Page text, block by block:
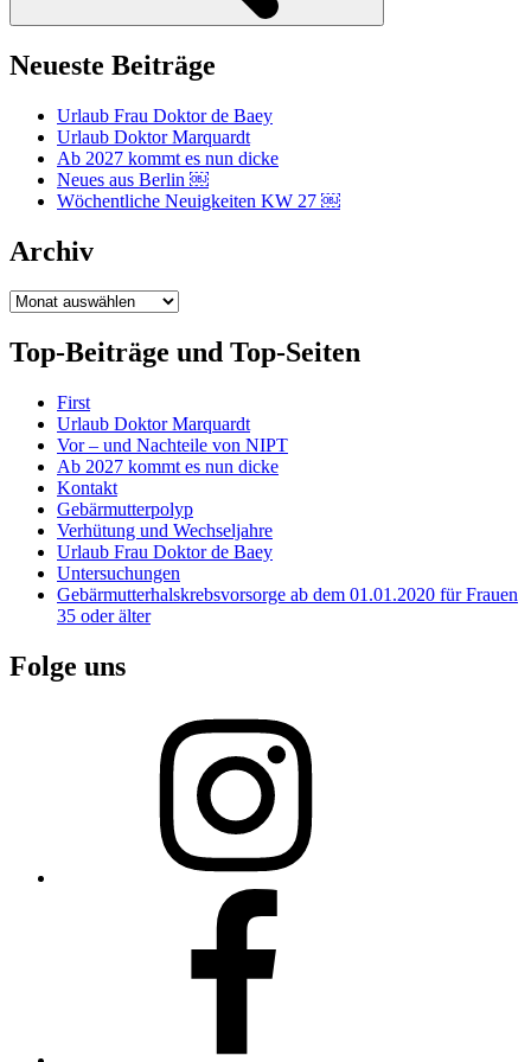
Neueste Beiträge
Urlaub Frau Doktor de Baey
Urlaub Doktor Marquardt
Ab 2027 kommt es nun dicke
Neues aus Berlin ￼
Wöchentliche Neuigkeiten KW 27 ￼
Archiv
Archiv
Top-Beiträge und Top-Seiten
First
Urlaub Doktor Marquardt
Vor – und Nachteile von NIPT
Ab 2027 kommt es nun dicke
Kontakt
Gebärmutterpolyp
Verhütung und Wechseljahre
Urlaub Frau Doktor de Baey
Untersuchungen
Gebärmutterhalskrebsvorsorge ab dem 01.01.2020 für Frauen
35 oder älter
Folge uns